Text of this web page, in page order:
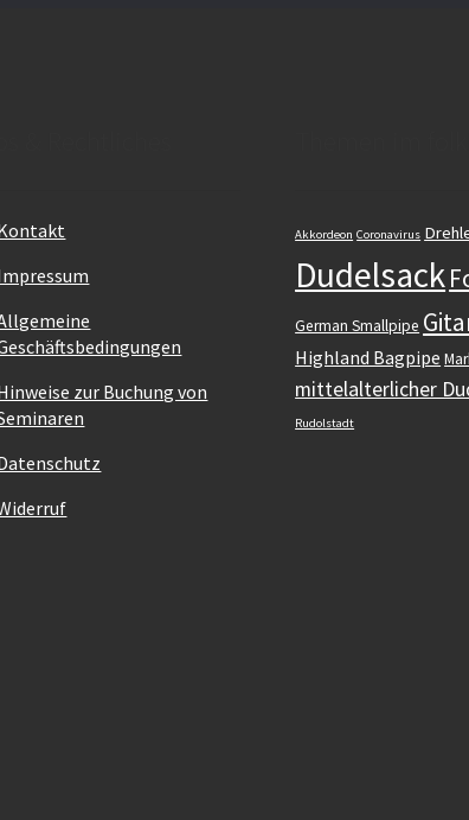
zur Buchung von
Akkordeon Coronavirus
Dudelsack
German Smallpipe
Highland Bagpipe
mittelalterlicher
Rudolstadt